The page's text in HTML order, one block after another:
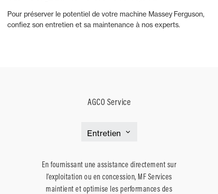
Pour préserver le potentiel de votre machine Massey Ferguson,
confiez son entretien et sa maintenance à nos experts.
AGCO Service
En fournissant une assistance directement sur
l’exploitation ou en concession, MF Services
maintient et optimise les performances des